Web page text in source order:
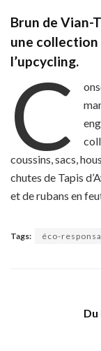
Brun de Vian-
une collection
l’upcycling.
C
coussins, sacs,
chutes de Tapis
et de rubans en
Tags: éco-